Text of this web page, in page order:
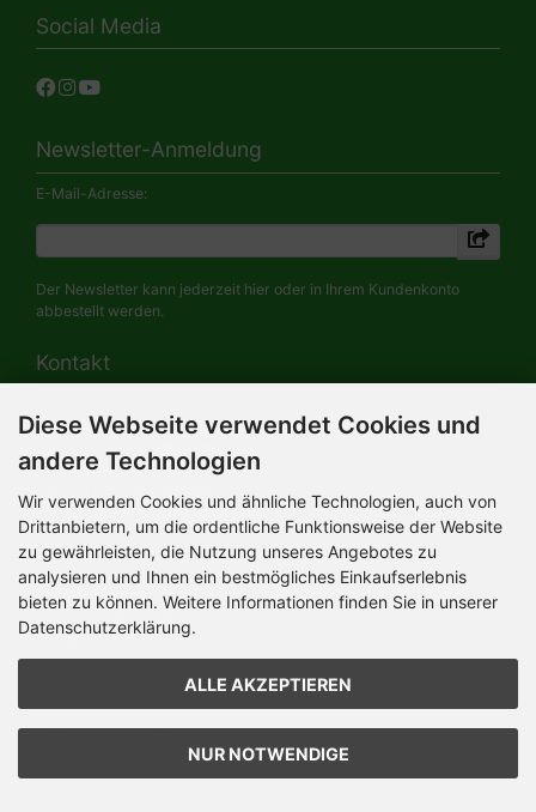
Social Media
Newsletter-Anmeldung
E-Mail-Adresse:
Der Newsletter kann jederzeit hier oder in Ihrem Kundenkonto
abbestellt werden.
Kontakt
HERMANN-Spielwaren GmbH
Werksverkauf / Postadresse:
Im Grund 9-11
Mo-Do 8.00 bis 16.30 Uhr
Bürozeiten:
Mo-Do 8.00 bis 16.30 Uhr
Fr 8.00 bis 12.30 Uhr
+49 (0) 09561 85900
info@hermann.de
Geschäftsführer
Martin Hermann
Handelsregister Amtsgericht Coburg
Diese Webseite verwendet Cookies und
andere Technologien
Wir verwenden Cookies und ähnliche Technologien, auch von
Drittanbietern, um die ordentliche Funktionsweise der Website
zu gewährleisten, die Nutzung unseres Angebotes zu
analysieren und Ihnen ein bestmögliches Einkaufserlebnis
bieten zu können. Weitere Informationen finden Sie in unserer
Datenschutzerklärung.
ALLE AKZEPTIEREN
NUR NOTWENDIGE